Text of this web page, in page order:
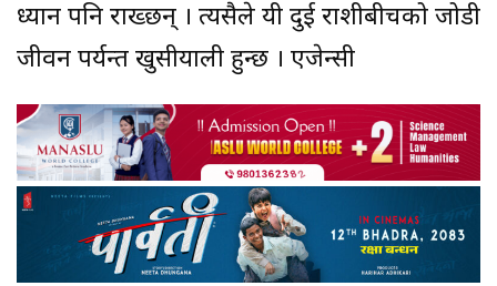
ध्यान पनि राख्छन् । त्यसैले यी दुई राशीबीचको जोडी
जीवन पर्यन्त खुसीयाली हुन्छ । एजेन्सी